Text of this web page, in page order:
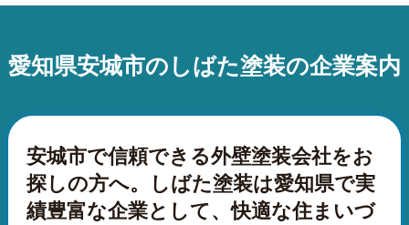
愛知県安城市のしばた塗装の企業案内
安城市で信頼できる外壁塗装会社をお
探しの方へ。しばた塗装は愛知県で実
績豊富な企業として、快適な住まいづ